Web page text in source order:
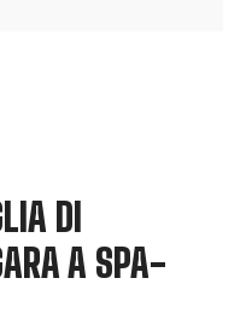
DI
A SPA-